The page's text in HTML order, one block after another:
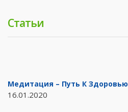
Статьи
Медитация – Путь К Здоровью
16.01.2020